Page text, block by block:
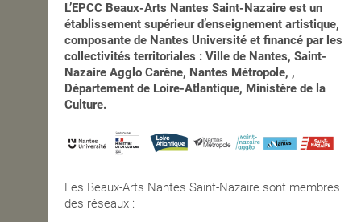
L’EPCC Beaux-Arts Nantes Saint-Nazaire est un
établissement supérieur d’enseignement artistique,
composante de Nantes Université et financé par les
collectivités territoriales : Ville de Nantes, Saint-
Nazaire Agglo Carène, Nantes Métropole, ,
Département de Loire-Atlantique, Ministère de la
Culture.
Les Beaux-Arts Nantes Saint-Nazaire sont membres
des réseaux :